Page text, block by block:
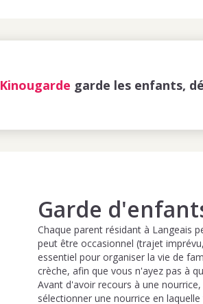
Kinougarde garde les enfants,
Garde
Chaque parent résidant à Langeais
peut être occasionnel (trajet
essentiel pour organiser la vie de
crèche, afin que vous n'ayez pas à
Avant d'avoir recours à une
sélectionner une nourrice en